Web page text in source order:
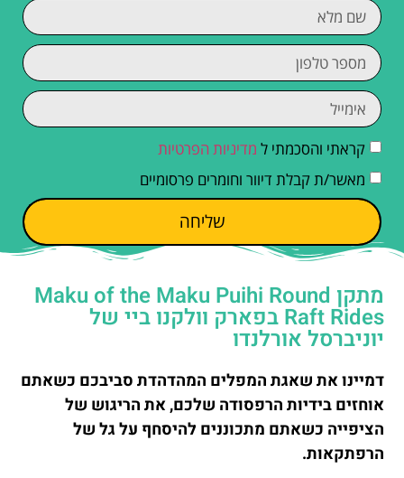
קראתי והסכמתי ל מדיניות הפרטיות
מאשר/ת קבלת דיוור וחומרים פרסומיים
שליחה
מתקן Maku of the Maku Puihi Round
Raft Rides בפארק וולקנו ביי של
יוניברסל אורלנדו
דמיינו את שאגת המפלים המהדהדת סביבכם כשאתם
אוחזים בידיות הרפסודה שלכם, את הריגוש של
הציפייה כשאתם מתכוננים להיסחף על גל של
הרפתקאות.